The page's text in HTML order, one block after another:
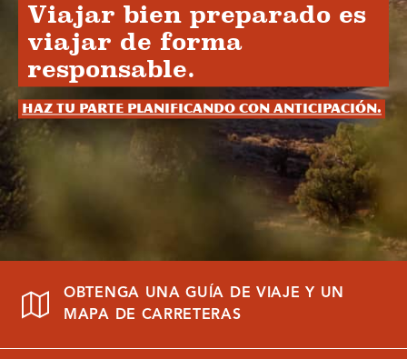
Viajar bien preparado es
viajar de forma
responsable.
Haz tu parte planificando con anticipación.
OBTENGA UNA GUÍA DE VIAJE Y UN
MAPA DE CARRETERAS